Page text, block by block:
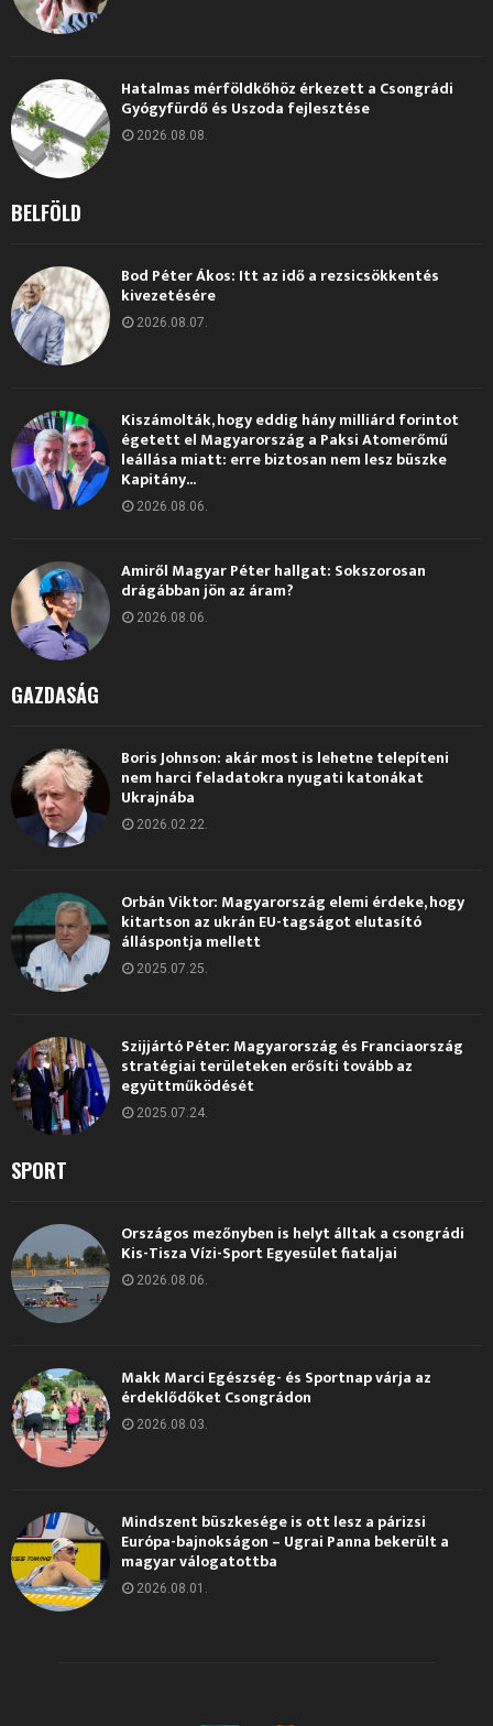
Hatalmas mérföldkőhöz érkezett a Csongrádi
Gyógyfürdő és Uszoda fejlesztése
2026.08.08.
BELFÖLD
Bod Péter Ákos: Itt az idő a rezsicsökkentés
kivezetésére
2026.08.07.
Kiszámolták, hogy eddig hány milliárd forintot
égetett el Magyarország a Paksi Atomerőmű
leállása miatt: erre biztosan nem lesz büszke
Kapitány...
2026.08.06.
Amiről Magyar Péter hallgat: Sokszorosan
drágábban jön az áram?
2026.08.06.
GAZDASÁG
Boris Johnson: akár most is lehetne telepíteni
nem harci feladatokra nyugati katonákat
Ukrajnába
2026.02.22.
Orbán Viktor: Magyarország elemi érdeke, hogy
kitartson az ukrán EU-tagságot elutasító
álláspontja mellett
2025.07.25.
Szijjártó Péter: Magyarország és Franciaország
stratégiai területeken erősíti tovább az
együttműködését
2025.07.24.
SPORT
Országos mezőnyben is helyt álltak a csongrádi
Kis-Tisza Vízi-Sport Egyesület fiataljai
2026.08.06.
Makk Marci Egészség- és Sportnap várja az
érdeklődőket Csongrádon
2026.08.03.
Mindszent büszkesége is ott lesz a párizsi
Európa-bajnokságon – Ugrai Panna bekerült a
magyar válogatottba
2026.08.01.